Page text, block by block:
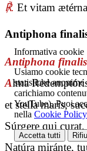
℟. Et vitam
Antiphona
Antiphona
Alma
et stella maris,
Súrgere qui
Natúra miránte,
Informativa cookie
Usiamo cookie
statistiche
carichiamo
YouTube). Puoi
nella Cookie Policy
Accetta tutti